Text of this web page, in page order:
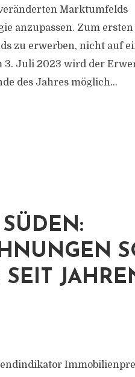
Marktumfelds
anzupassen. Zum
zu erwerben, nicht auf
3. Juli 2023 wird der
des Jahres möglich...
SEIT